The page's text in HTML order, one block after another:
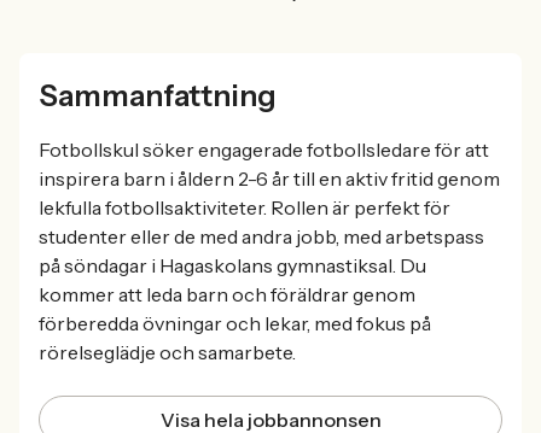
Sammanfattning
Fotbollskul söker engagerade fotbollsledare för att
inspirera barn i åldern 2-6 år till en aktiv fritid genom
lekfulla fotbollsaktiviteter. Rollen är perfekt för
studenter eller de med andra jobb, med arbetspass
på söndagar i Hagaskolans gymnastiksal. Du
kommer att leda barn och föräldrar genom
förberedda övningar och lekar, med fokus på
rörelseglädje och samarbete.
Visa hela jobbannonsen